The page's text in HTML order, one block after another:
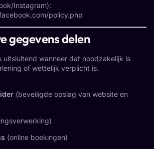
Instagram):
policy.php
gegevens delen
uitsluitend wanneer dat noodzakelijk is
of wettelijk verplicht is.
(beveiligde opslag van website en
(online boekingen)